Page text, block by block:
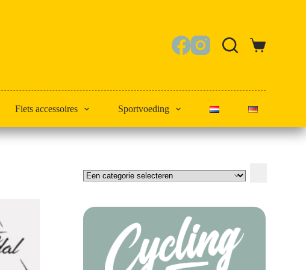
Winkelwagen
Fiets accessoires Sportvoeding
categorie